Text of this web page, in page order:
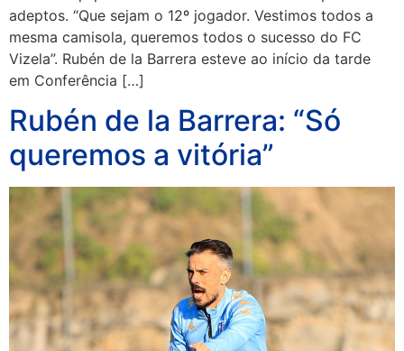
adeptos. “Que sejam o 12º jogador. Vestimos todos a
mesma camisola, queremos todos o sucesso do FC
Vizela”. Rubén de la Barrera esteve ao início da tarde
em Conferência […]
Rubén de la Barrera: “Só
queremos a vitória”